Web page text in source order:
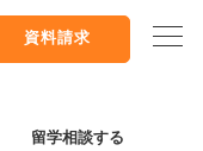
資料請求
留学相談する